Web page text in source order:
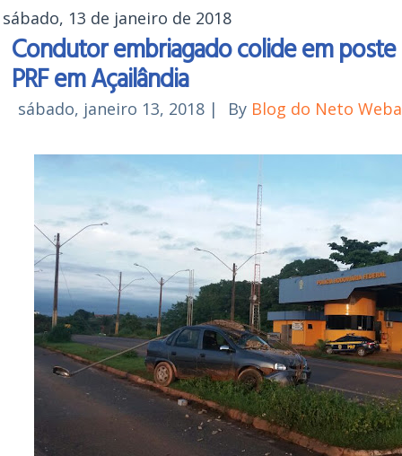
sábado, 13 de janeiro de 2018
Condutor embriagado colide em
PRF em Açailândia
sábado, janeiro 13, 2018 | By Blog do Neto Weba